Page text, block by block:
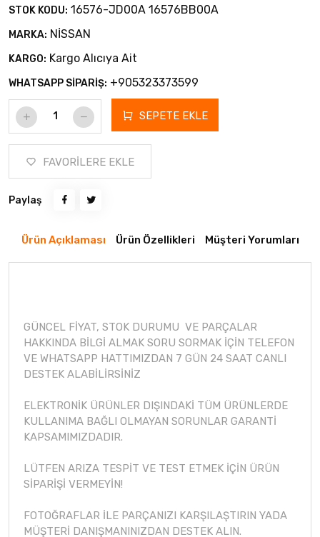
STOK KODU: 16576-JD00A 16576BB00A
MARKA: NİSSAN
KARGO: Kargo Alıcıya Ait
WHATSAPP SİPARİŞ: +905323373599
SEPETE EKLE
FAVORİLERE EKLE
Paylaş
Ürün Açıklaması Ürün Özellikleri Müşteri Yorumları
GÜNCEL FİYAT, STOK DURUMU VE PARÇALAR
HAKKINDA BİLGİ ALMAK SORU SORMAK İÇİN TELEFON
VE WHATSAPP HATTIMIZDAN 7 GÜN 24 SAAT CANLI
DESTEK ALABİLİRSİNİZ
ELEKTRONİK ÜRÜNLER DIŞINDAKİ TÜM ÜRÜNLERDE
KULLANIMA BAĞLI OLMAYAN SORUNLAR GARANTİ
KAPSAMIMIZDADIR.
LÜTFEN ARIZA TESPİT VE TEST ETMEK İÇİN ÜRÜN
SİPARİŞİ VERMEYİN!
FOTOĞRAFLAR İLE PARÇANIZI KARŞILAŞTIRIN YADA
MÜŞTERİ DANIŞMANINIZDAN DESTEK ALIN.